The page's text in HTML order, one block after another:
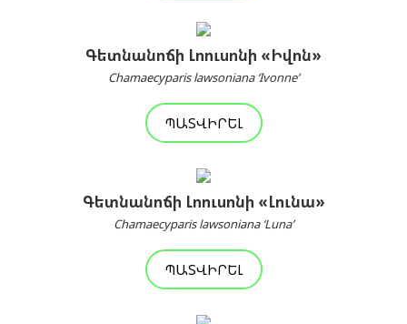
Գետնանոճի Լոուսոնի «Իվոն»
Chamaecyparis lawsoniana ‘Ivonne’
ՊԱՏՎԻՐԵԼ
Գետնանոճի Լոուսոնի «Լունա»
Chamaecyparis lawsoniana ‘Luna’
ՊԱՏՎԻՐԵԼ